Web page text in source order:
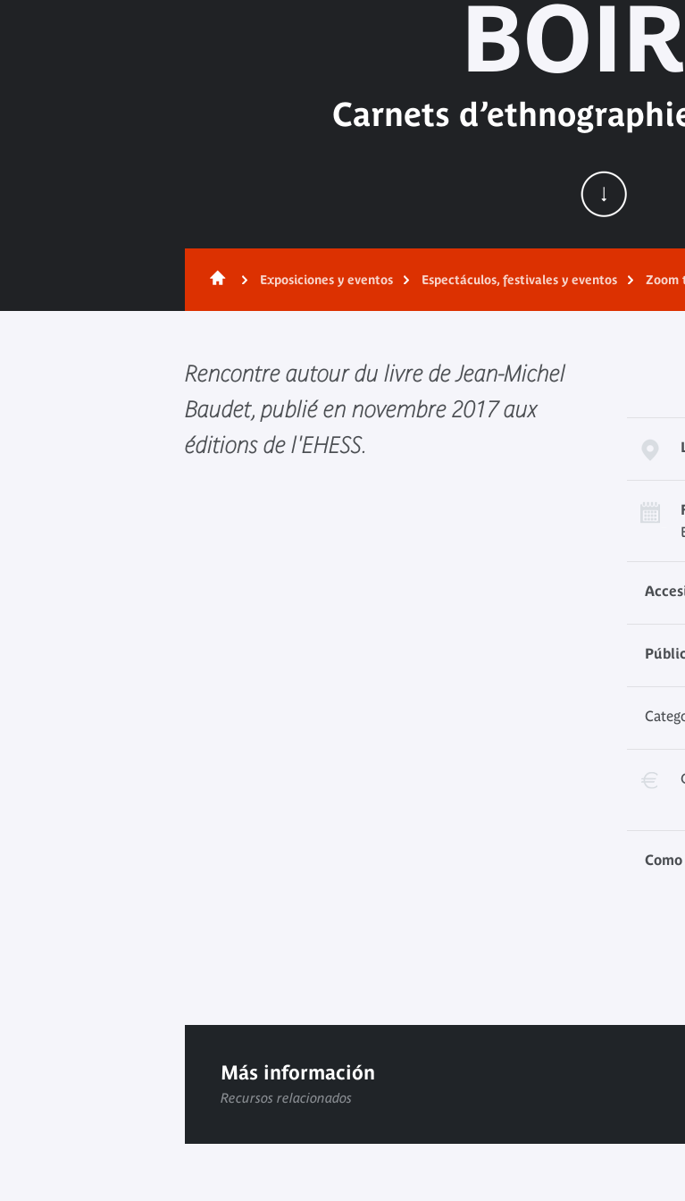
Carnets
Exposiciones y eventos Espectáculos, festivales y eventos Zoom
Rencontre autour du livre de Jean-Michel
Baudet, publié en novembre 2017 aux
éditions de l'EHESS.
Más información
Recursos relacionados